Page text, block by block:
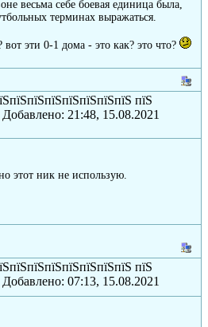
весьма себе боевая единица была,
терминах выражаться.
вот эти 0-1 дома - это как? это что?
пїЅ
21:48, 15.08.2021
этот ник не использую.
пїЅ
07:13, 15.08.2021